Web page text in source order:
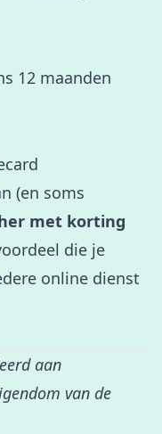
12 maanden
(en soms
met korting
die je
online dienst
aan
van de